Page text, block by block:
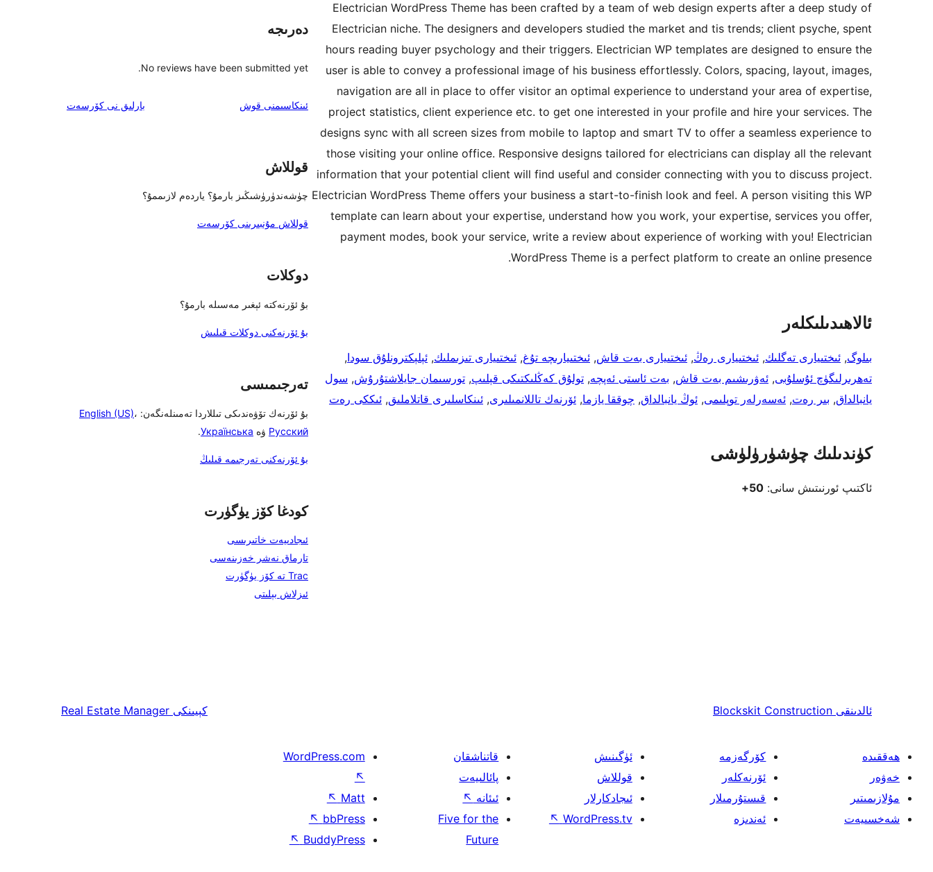
Electrician WordPress Theme has been crafted by a team of web design experts after a deep study of
Electrician niche. The designers and developers studied the market and tis trends; client psyche, spent
hours reading buyer psychology and their triggers. Electrician WP templates are designed to ensure the
user is able to convey a professional image of his business effortlessly. Colors, spacing, layout, images,
navigation are all in place to offer visitor an optimal experience to understand your area of expertise,
project statistics, client experience etc. to get one interested in your profile and hire your services. The
designs sync with all screen sizes from mobile to laptop and smart TV to offer a seamless experience to
those visiting your online office. Responsive designs tailored for electricians can display all the relevant
information that your potential client will find useful and consider connecting with you to discuss project.
Electrician WordPress Theme offers your business a start-to-finish look and feel. A person visiting this WP
template can learn about your expertise, understand how you work, your expertise, services you offer,
payment modes, book your service, write a review about experience of working with you! Electrician
WordPress Theme is a perfect platform to create an online presence.
ئالاھىدىلىكلەر
بىلوگ, ئىختىيارى تەگلىك, ئىختىيارى رەڭ, ئىختىيارى بەت قاش, ئىختىيارىچە تۇغ, ئىختىيارى تىزىملىك, ئېلېكترونلۇق سودا,
تەھرىرلىگۈچ ئۇسلۇبى, ئەۋرىشىم بەت قاش, بەت ئاستى ئەپچە, تولۇق كەڭلىكتىكى قېلىپ, تورسىمان جايلاشتۇرۇش, سول
يانبالداق, بىر رەت, ئەسەرلەر توپلىمى, ئوڭ يانبالداق, چوققا يازما, ئۆرنەك تاللانمىلىرى, ئىنكاسلىرى قاتلاملىق, ئىككى رەت
كۈندىلىك چۈشۈرۈلۈشى
ئاكتىپ ئورنىتىش سانى: 50+
دەرىجە
No reviews have been submitted yet.
ئىنكاسىمنى قوش بارلىق ئىنكاس
نى كۆرسەت
قوللاش
چۈشەندۈرۈشىڭىز بارمۇ؟ ياردەم لازىممۇ؟
قوللاش مۇنبىرىنى كۆرسەت
دوكلات
بۇ ئۆرنەكتە ئېغىر مەسىلە بارمۇ؟
بۇ ئۆرنەكنى دوكلات قىلىش
تەرجىمىسى
بۇ ئۆرنەك تۆۋەندىكى تىللاردا تەمىنلەنگەن: English (US)،
Русский ۋە Українська
.
بۇ ئۆرنەكنى تەرجىمە قىلىڭ
كودغا كۆز يۈگۈرت
ئىجادىيەت خاتىرىسى
تارماق نەشر خەزىنەسى
Trac تە كۆز يۈگۈرت
ئىزلاش بېلىتى
ئالدىنقى Blockskit Construction كېيىنكى Real Estate Manager
ھەققىدە
خەۋەر
مۇلازىمىتىر
شەخسىيەت
كۆرگەزمە
ئۆرنەكلەر
قىستۇرمىلار
ئەندىزە
ئۈگىنىش
قوللاش
ئىجادكارلار
WordPress.tv
↖
قاتناشقان
پائالىيەت
ئىئانە ↖
Five for the
Future
WordPress.com
↖
Matt
↖
bbPress
↖
BuddyPress
↖